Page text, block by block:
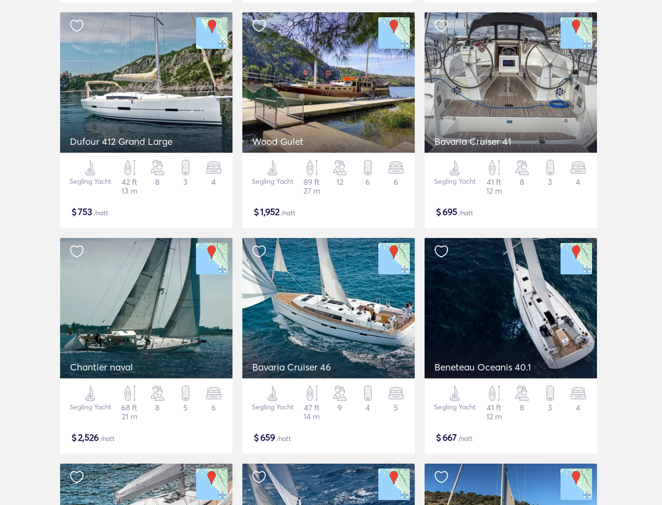
Dufour 412 Grand Large
Segling Yacht
42 ft
13 m
8 3 4
$753 /natt
Wood Gulet
Segling Yacht
89 ft
27 m
12 6 6
$1,952/natt
Bavaria Cruiser 41
Segling Yacht
41 ft
12 m
8 3 4
$695 /natt
Chantier naval
Segling Yacht
68 ft
21 m
8 5 6
$2,526/natt
Bavaria Cruiser 46
Segling Yacht
47 ft
14 m
9 4 5
$659/natt
Beneteau Oceanis 40.1
Segling Yacht
41 ft
12 m
8 3 4
$667 /natt